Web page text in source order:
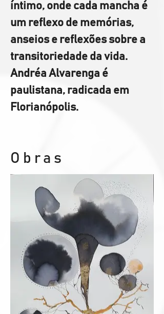
íntimo, onde cada mancha é
um reflexo de memórias,
anseios e reflexões sobre a
transitoriedade da vida.
Andréa Alvarenga é
paulistana, radicada em
Florianópolis.
Obras